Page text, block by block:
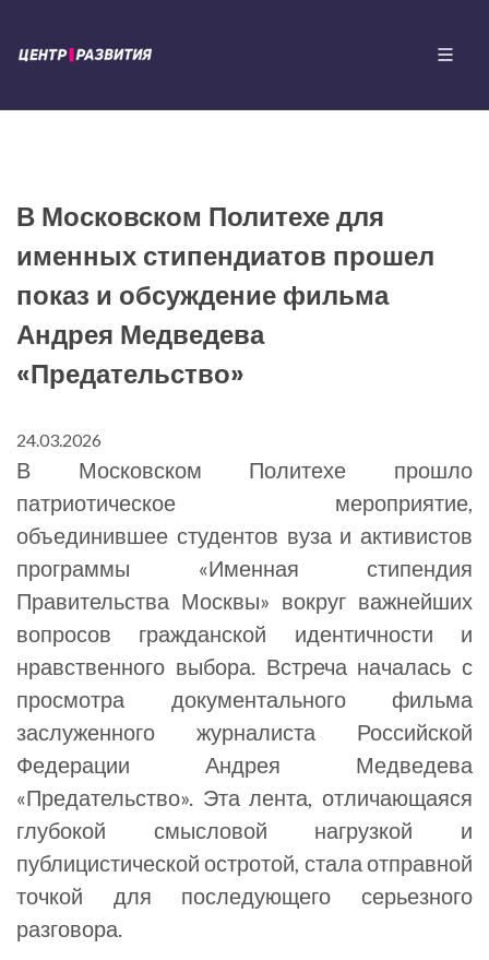
В Московском Политехе для
именных стипендиатов прошел
показ и обсуждение фильма
Андрея Медведева
«Предательство»
24.03.2026
В Московском Политехе прошло
патриотическое мероприятие,
объединившее студентов вуза и активистов
программы «Именная стипендия
Правительства Москвы» вокруг важнейших
вопросов гражданской идентичности и
нравственного выбора. Встреча началась с
просмотра документального фильма
заслуженного журналиста Российской
Федерации Андрея Медведева
«Предательство». Эта лента, отличающаяся
глубокой смысловой нагрузкой и
публицистической остротой, стала отправной
точкой для последующего серьезного
разговора.